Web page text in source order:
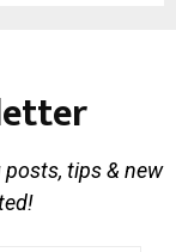
tips & new